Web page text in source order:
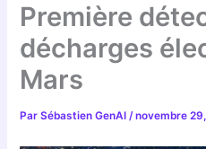
Première
décharges
Mars
ParSébastien GenAI/novembre